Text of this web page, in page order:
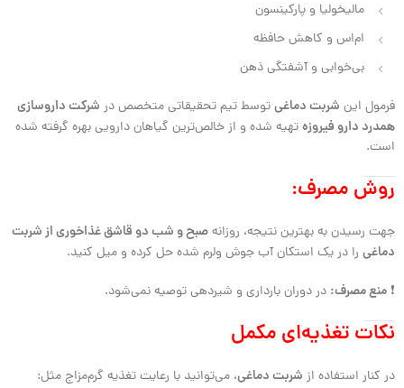
مالیخولیا و پارکینسون
ام‌اس و کاهش حافظه
بی‌خوابی و آشفتگی ذهن
فرمول این شربت دماغیتوسط تیم تحقیقاتی متخصص در شرکت داروسازی
همدرد دارو فیروزهتهیه شده و از خالص‌ترین گیاهان دارویی بهره گرفته شده
است.
روش مصرف:
جهت رسیدن به بهترین نتیجه، روزانهصبح و شب دو قاشق غذاخوری از شربت
دماغی را در یک استکان آب جوش ولرم شده حل کرده و میل کنید.
❗ منع مصرف: در دوران بارداری و شیردهی توصیه نمی‌شود.
نکات تغذیه‌ای مکمل
در کنار استفاده از شربت دماغی، می‌توانید با رعایت تغذیه گرم‌مزاج مثل: